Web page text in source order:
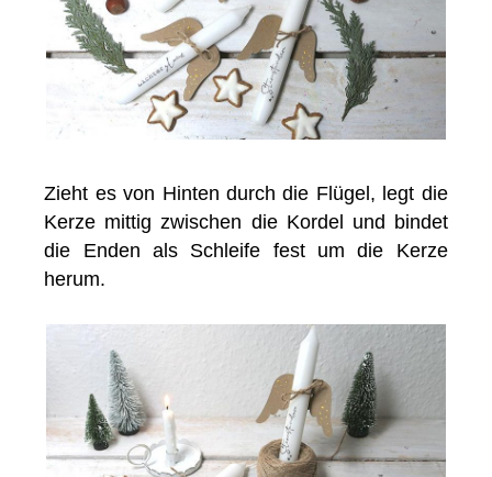
Zieht es von Hinten durch die Flügel, legt die
Kerze mittig zwischen die Kordel und bindet
die Enden als Schleife fest um die Kerze
herum.